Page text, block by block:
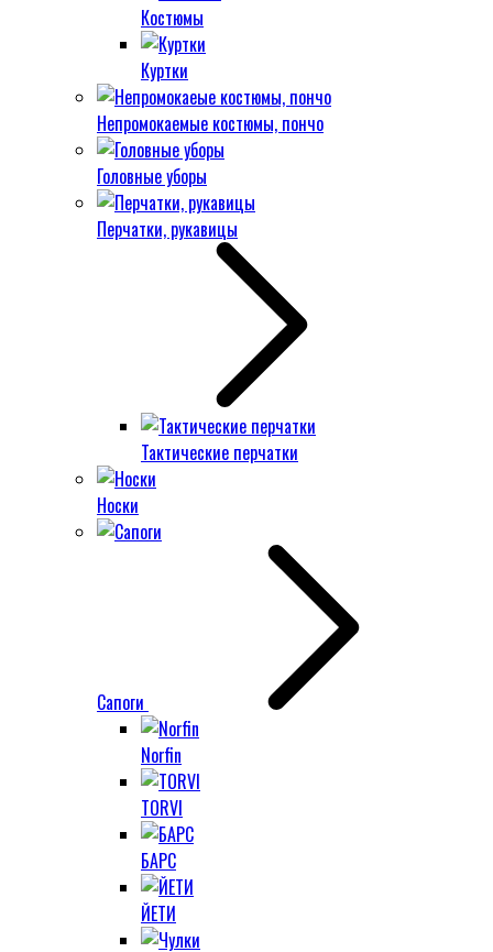
Костюмы
Куртки
Непромокаемые костюмы, пончо
Головные уборы
Перчатки, рукавицы
Тактические перчатки
Носки
Сапоги
Norfin
TORVI
БАРС
ЙЕТИ